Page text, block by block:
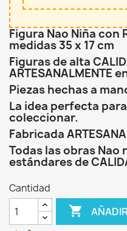
Figura Nao Niña con
medidas 35 x 17 cm
Figuras de alta
ARTESANALMENTE
Piezas hechas a
La idea perfecta
coleccionar.
Fabricada
Todas las obras
estándares de
Cantidad
